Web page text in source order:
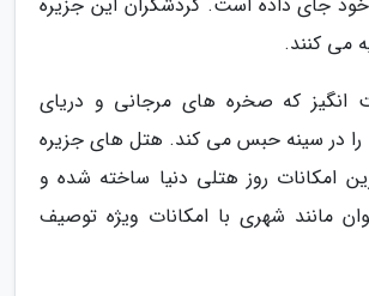
می کنند.
انگیز که صخره های مرجانی و دریای
در سینه حبس می کند. هتل های جزیره
امکانات روز هتلی دنیا ساخته شده و
مانند شهری با امکانات ویژه توصیف